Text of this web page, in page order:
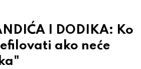
I DODIKA: Ko
ako neće